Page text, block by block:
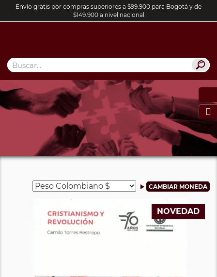
Envío gratis por compras superiores a $99.900 para Bogotá y de
$149.900 a nivel nacional

NOVEDAD